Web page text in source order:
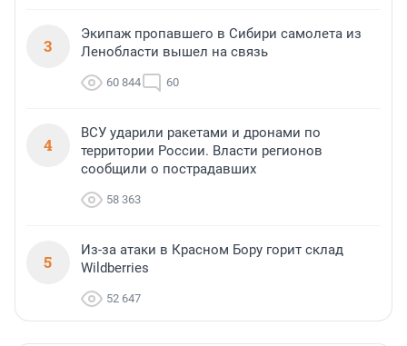
3
Экипаж пропавшего в Сибири самолета из
Ленобласти вышел на связь
60 844 60
4
ВСУ ударили ракетами и дронами по
территории России. Власти регионов
сообщили о пострадавших
58 363
5
Из-за атаки в Красном Бору горит склад
Wildberries
52 647